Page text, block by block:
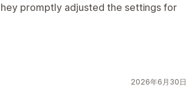
promptly adjusted the settings for
2026年6月30日